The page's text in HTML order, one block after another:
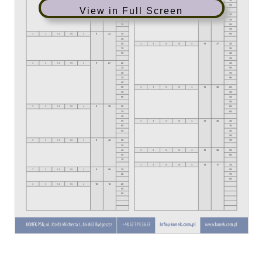
View in Full Screen